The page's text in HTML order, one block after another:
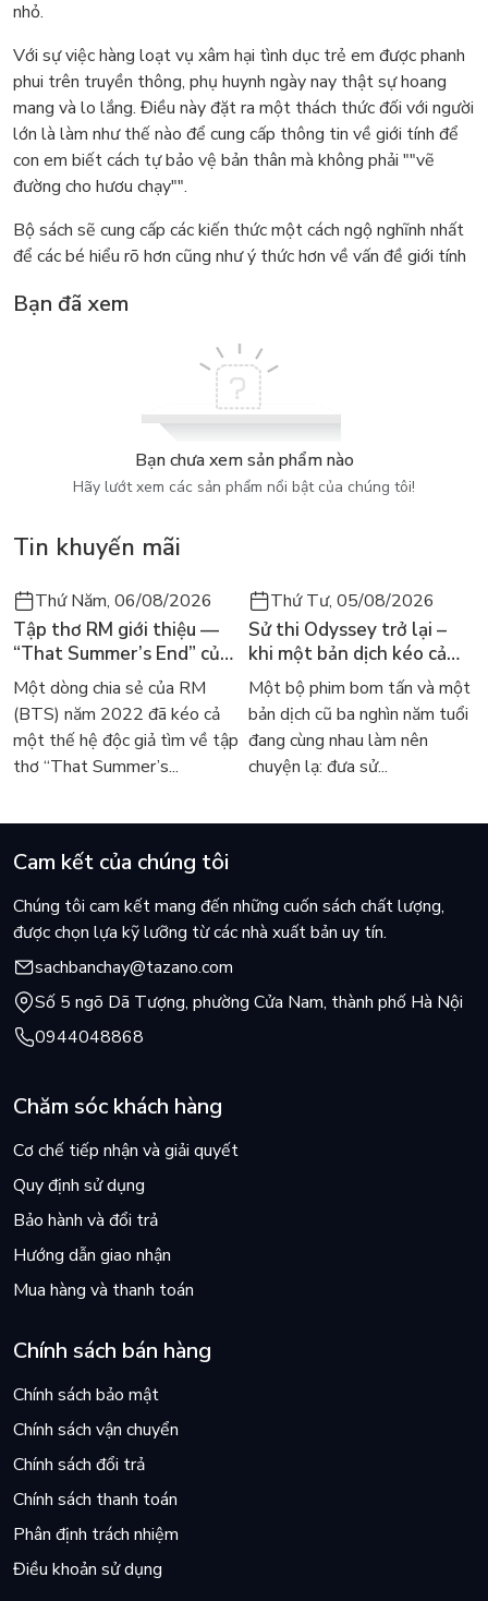
nhỏ.
Với sự việc hàng loạt vụ xâm hại tình dục trẻ em được phanh
phui trên truyền thông, phụ huynh ngày nay thật sự hoang
mang và lo lắng. Điều này đặt ra một thách thức đối với người
lớn là làm như thế nào để cung cấp thông tin về giới tính để
con em biết cách tự bảo vệ bản thân mà không phải ""vẽ
đường cho hươu chạy"".
Bộ sách sẽ cung cấp các kiến thức một cách ngộ nghĩnh nhất
để các bé hiểu rõ hơn cũng như ý thức hơn về vấn đề giới tính
Bạn đã xem
Bạn chưa xem sản phẩm nào
Hãy lướt xem các sản phẩm nổi bật của chúng tôi!
Tin khuyến mãi
Thứ Năm, 06/08/2026
Tập thơ RM giới thiệu —
“That Summer’s End” của
Lee Seong-bok ra mắt bản
tiếng Anh sau 4 năm gây
sốt
Một dòng chia sẻ của RM
(BTS) năm 2022 đã kéo cả
một thế hệ độc giả tìm về tập
thơ “That Summer’s...
Thứ Tư, 05/08/2026
Sử thi Odyssey trở lại –
khi một bản dịch kéo cả
thế giới về với văn học
kinh điển
Một bộ phim bom tấn và một
bản dịch cũ ba nghìn năm tuổi
đang cùng nhau làm nên
chuyện lạ: đưa sử...
Cam kết của chúng tôi
Chúng tôi cam kết mang đến những cuốn sách chất lượng,
được chọn lựa kỹ lưỡng từ các nhà xuất bản uy tín.
sachbanchay@tazano.com
Số 5 ngõ Dã Tượng, phường Cửa Nam, thành phố Hà Nội
0944048868
Chăm sóc khách hàng
Cơ chế tiếp nhận và giải quyết
Quy định sử dụng
Bảo hành và đổi trả
Hướng dẫn giao nhận
Mua hàng và thanh toán
Chính sách bán hàng
Chính sách bảo mật
Chính sách vận chuyển
Chính sách đổi trả
Chính sách thanh toán
Phân định trách nhiệm
Điều khoản sử dụng